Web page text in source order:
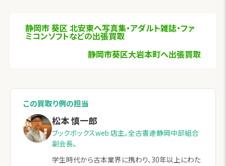
静岡市 葵区 北安東へ写真集・アダルト雑誌・ファ
ミコンソフトなどの出張買取
静岡市葵区大岩本町へ出張買取
この買取り例の担当
松本 慎一郎
ブックボックスweb 店主。全古書連静岡中部組合
副会長。
学生時代から古本業界に携わり、30年以上にわた